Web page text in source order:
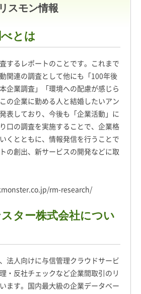
リスモン情報
とは
するレポートのことです。これまで
関連の調査として他にも「100年後
企業調査」「環境への配慮が感じら
の企業に勤める人と結婚したいアン
表しており、今後も「企業活動」に
口の調査を実施することで、企業格
くとともに、情報発信を行うことで
の創出、新サービスの開発などに取
rm-research/
ター株式会社につい
法人向けに与信管理クラウドサービ
・反社チェックなど企業間取引のリ
ます。国内最大級の企業データベー